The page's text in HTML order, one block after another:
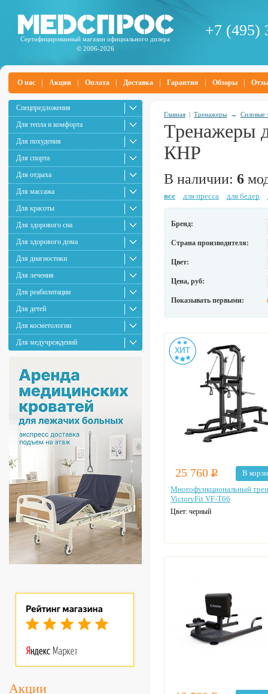
Сертифицированный магазин официального дилера
© 2006-2026
+7 (495)
О нас Акции Оплата Доставка Гарантия Обзоры
Спецпредложения
Для тепла и комфорта
Для похудения
Для спорта
Для отдыха
Для массажа
Для красоты
Для здорового сна
Для здорового дома
Для диагностики
Для лечения
Для реабилитации
Для детей
Для косметологии
Для медучреждений
Акции
Главная | Тренажеры → Силовые
Тренажеры
КНР
В наличии: 6
все для пресса для бедер
Бренд:
Страна производителя:
Цвет:
Цена, руб:
Показывать первыми:
25 760 Р
В
Многофункциональный
VictoryFit VF-T66
Цвет: черный